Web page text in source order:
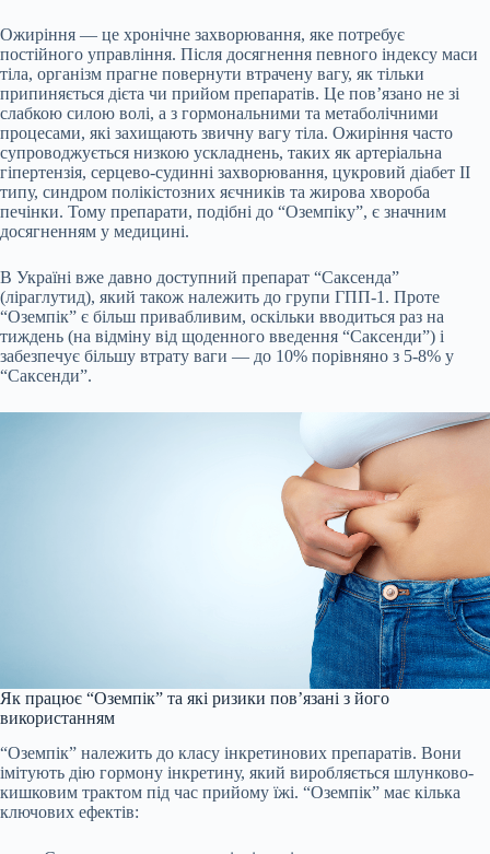
Ожиріння — це хронічне захворювання, яке потребує
постійного управління. Після досягнення певного індексу маси
тіла, організм прагне повернути втрачену вагу, як тільки
припиняється дієта чи прийом препаратів. Це пов’язано не зі
слабкою силою волі, а з гормональними та метаболічними
процесами, які захищають звичну вагу тіла. Ожиріння часто
супроводжується низкою ускладнень, таких як артеріальна
гіпертензія, серцево-судинні захворювання, цукровий діабет II
типу, синдром полікістозних яєчників та жирова хвороба
печінки. Тому препарати, подібні до “Оземпіку”, є значним
досягненням у медицині.
В Україні вже давно доступний препарат “Саксенда”
(ліраглутид), який також належить до групи ГПП-1. Проте
“Оземпік” є більш привабливим, оскільки вводиться раз на
тиждень (на відміну від щоденного введення “Саксенди”) і
забезпечує більшу втрату ваги — до 10% порівняно з 5-8% у
“Саксенди”.
Як працює “Оземпік” та які ризики пов’язані з його
використанням
“Оземпік” належить до класу інкретинових препаратів. Вони
імітують дію гормону інкретину, який виробляється шлунково-
кишковим трактом під час прийому їжі. “Оземпік” має кілька
ключових ефектів: